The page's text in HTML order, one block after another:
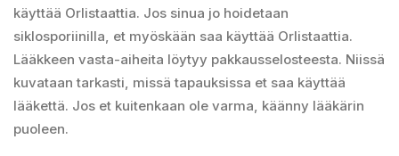
käyttää Orlistaattia. Jos sinua jo hoidetaan
siklosporiinilla, et myöskään saa käyttää Orlistaattia.
Lääkkeen vasta-aiheita löytyy pakkausselosteesta. Niissä
kuvataan tarkasti, missä tapauksissa et saa käyttää
lääkettä. Jos et kuitenkaan ole varma, käänny lääkärin
puoleen.